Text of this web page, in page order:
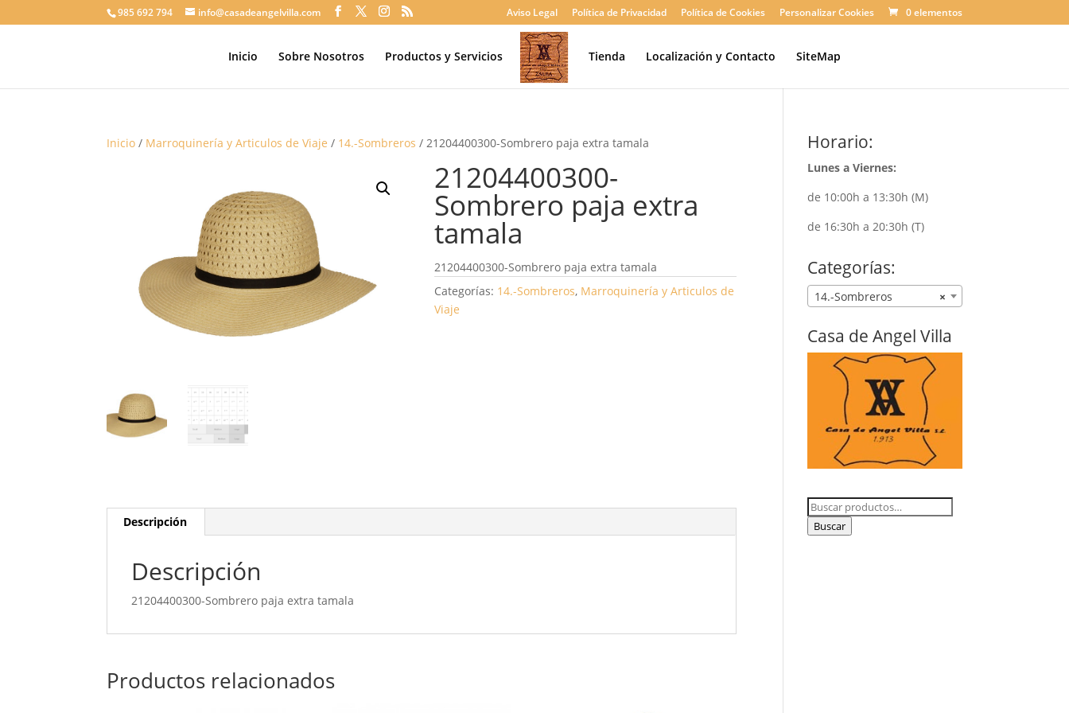
985 692 794 info@casadeangelvilla.com Aviso Legal Política de Privacidad Política de Cookies Personalizar Cookies 0 elementos
Inicio Sobre Nosotros Productos y Servicios Tienda Localización y Contacto SiteMap
Inicio / Marroquinería y Articulos de Viaje / 14.-Sombreros / 21204400300-Sombrero paja extra tamala
21204400300-
Sombrero paja extra
tamala
21204400300-Sombrero paja extra tamala
Categorías: 14.-Sombreros, Marroquinería y Articulos de
Viaje
Descripción
Descripción
21204400300-Sombrero paja extra tamala
Productos relacionados
Horario:
Lunes a Viernes:
de 10:00h a 13:30h (M)
de 16:30h a 20:30h (T)
Categorías:
×
14.-Sombreros
Casa de Angel Villa
Buscar
por:
Buscar